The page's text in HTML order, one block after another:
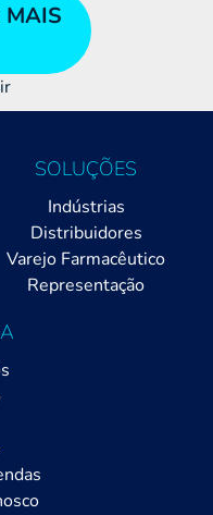
MAIS
SOLUÇÕES
Indústrias
Distribuidores
Varejo Farmacêutico
Representação